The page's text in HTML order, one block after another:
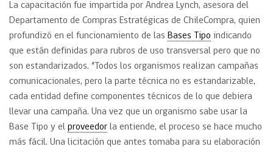
La capacitación fue impartida por Andrea Lynch, asesora del
Departamento de Compras Estratégicas de ChileCompra, quien
profundizó en el funcionamiento de las Bases Tipo indicando
que están definidas para rubros de uso transversal pero que no
son estandarizados. “Todos los organismos realizan campañas
comunicacionales, pero la parte técnica no es estandarizable,
cada entidad define componentes técnicos de lo que debiera
llevar una campaña. Una vez que un organismo sabe usar la
Base Tipo y el proveedor la entiende, el proceso se hace mucho
más fácil. Una licitación que antes tomaba para su elaboración